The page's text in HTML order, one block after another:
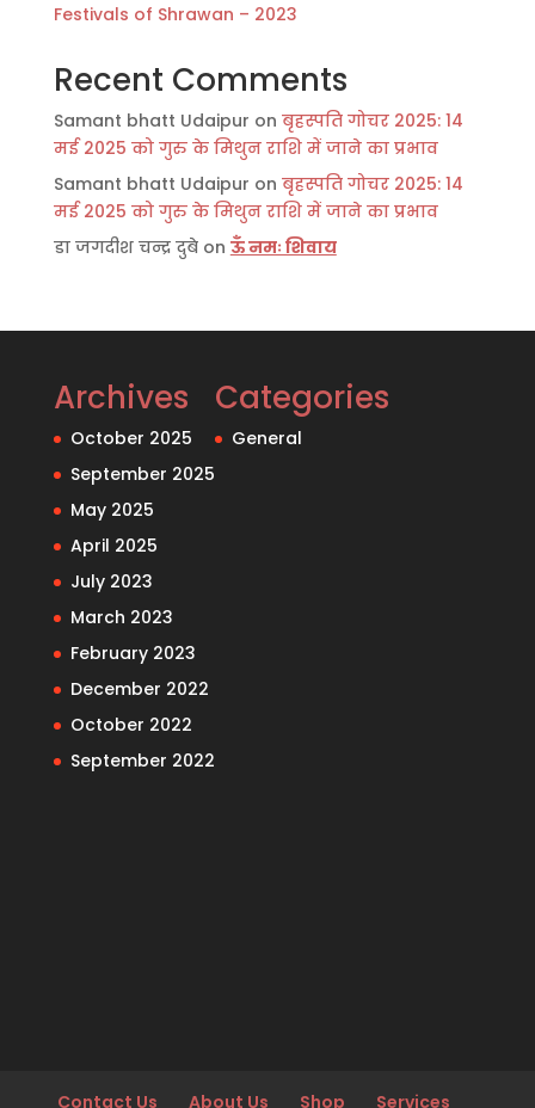
Festivals of Shrawan – 2023
Recent Comments
Samant bhatt Udaipur on बृहस्पति गोचर 2025: 14
मई 2025 को गुरु के मिथुन राशि में जाने का प्रभाव
Samant bhatt Udaipur on बृहस्पति गोचर 2025: 14
मई 2025 को गुरु के मिथुन राशि में जाने का प्रभाव
डा जगदीश चन्द्र दुबेon ऊँ नमः शिवाय
Archives
October 2025
September 2025
May 2025
April 2025
July 2023
March 2023
February 2023
December 2022
October 2022
September 2022
Categories
General
Contact Us About Us Shop Services